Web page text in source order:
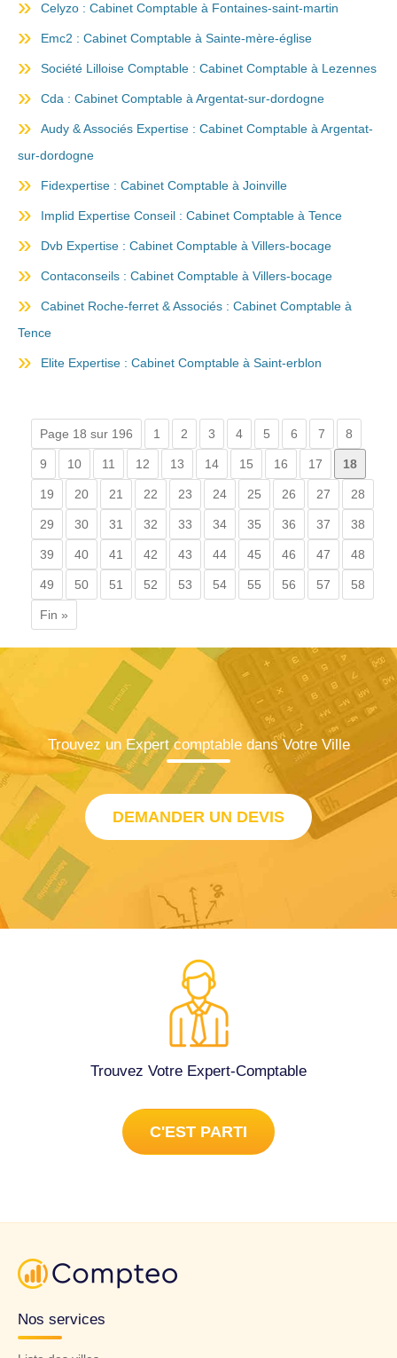
Celyzo : Cabinet Comptable à Fontaines-saint-martin
Emc2 : Cabinet Comptable à Sainte-mère-église
Société Lilloise Comptable : Cabinet Comptable à Lezennes
Cda : Cabinet Comptable à Argentat-sur-dordogne
Audy & Associés Expertise : Cabinet Comptable à Argentat-
sur-dordogne
Fidexpertise : Cabinet Comptable à Joinville
Implid Expertise Conseil : Cabinet Comptable à Tence
Dvb Expertise : Cabinet Comptable à Villers-bocage
Contaconseils : Cabinet Comptable à Villers-bocage
Cabinet Roche-ferret & Associés : Cabinet Comptable à
Tence
Elite Expertise : Cabinet Comptable à Saint-erblon
Page 18 sur 196 1 2 3 4 5 6 7 8
9 10 11 12 13 14 15 16 17 18
19 20 21 22 23 24 25 26 27 28
29 30 31 32 33 34 35 36 37 38
39 40 41 42 43 44 45 46 47 48
49 50 51 52 53 54 55 56 57 58
Fin »
Trouvez un Expert comptable dans Votre Ville
DEMANDER UN DEVIS
Trouvez Votre Expert-Comptable
C'EST PARTI
Nos services